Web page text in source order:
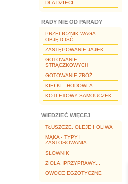
DLA DZIECI
RADY NIE OD PARADY
PRZELICZNIK WAGA-
OBJĘTOŚĆ
ZASTĘPOWANIE JAJEK
GOTOWANIE
STRĄCZKOWYCH
GOTOWANIE ZBÓŻ
KIEŁKI - HODOWLA
KOTLETOWY SAMOUCZEK
WIEDZIEĆ WIĘCEJ
TŁUSZCZE, OLEJE I OLIWA
MĄKA - TYPY I
ZASTOSOWANIA
SŁOWNIK
ZIOŁA, PRZYPRAWY...
OWOCE EGZOTYCZNE